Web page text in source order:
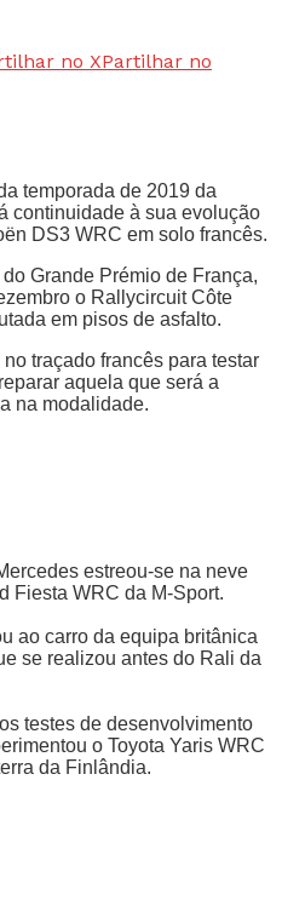
no XPartilhar no
temporada de 2019 da
continuidade à sua evolução
DS3 WRC em solo francês.
Grande Prémio de França,
o Rallycircuit Côte
em pisos de asfalto.
traçado francês para testar
aquela que será a
na modalidade.
estreou-se na neve
Fiesta WRC da M-Sport.
ao carro da equipa britânica
se realizou antes do Rali da
testes de desenvolvimento
o Toyota Yaris WRC
da Finlândia.